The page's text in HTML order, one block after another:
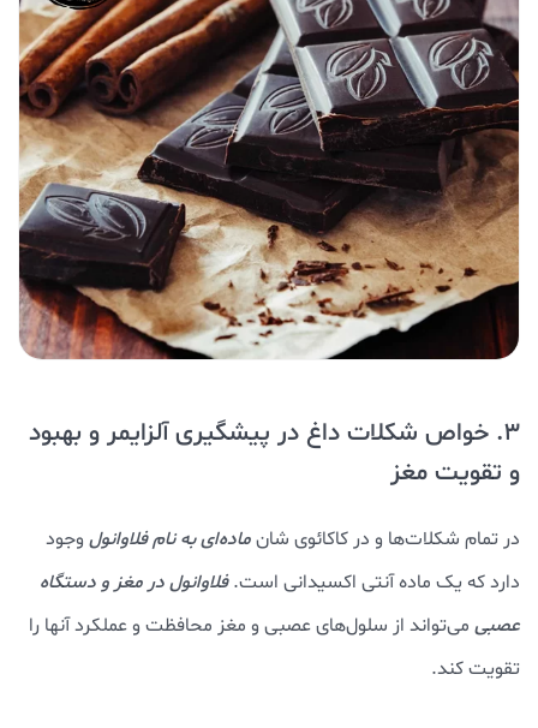
3. خواص شکلات داغ در پیشگیری آلزایمر و بهبود
و تقویت مغز
در تمام شکلات‌ها و در کاکائوی شانماده‌ای به نام فلاوانول وجود
دارد که یک ماده آنتی اکسیدانی است.فلاوانول در مغز و دستگاه
عصبی می‌تواند از سلول‌های عصبی و مغز محافظت و عملکرد آنها را
تقویت کند.